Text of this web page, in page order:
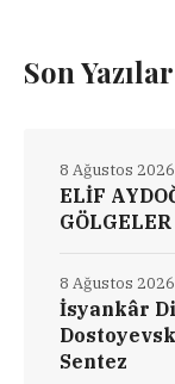
Son Yazılar
ELİF
8 Ağustos 2026
İsyankâr
Sentez
8 Ağustos 2026